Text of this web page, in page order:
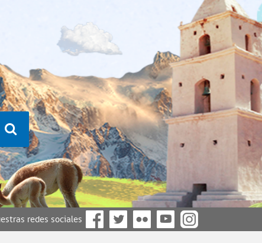
redes sociales